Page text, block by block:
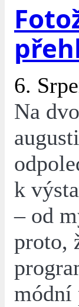
6.
Na
k
– od
proto,
módní